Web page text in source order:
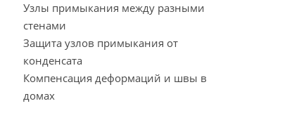
Узлы примыкания между разными
стенами
Защита узлов примыкания от
конденсата
Компенсация деформаций и швы в
домах